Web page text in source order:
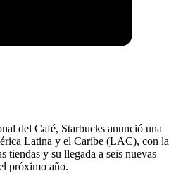
del Café, Starbucks anunció una
Latina y el Caribe (LAC), con la
tiendas y su llegada a seis nuevas
próximo año.